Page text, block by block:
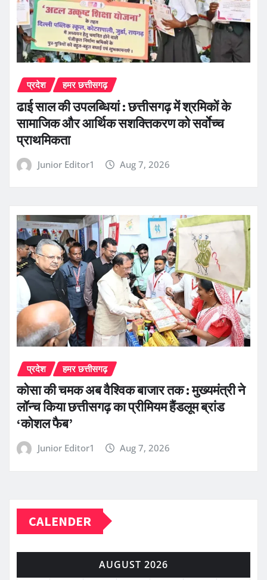
प्रदेश हमर छत्तीसगढ़
ढाई साल की उपलब्धियां : छत्तीसगढ़ में श्रमिकों के
सामाजिक और आर्थिक सशक्तिकरण को सर्वाेच्च
प्राथमिकता
Junior Editor1 Aug 7, 2026
प्रदेश हमर छत्तीसगढ़
कोसा की चमक अब वैश्विक बाजार तक : मुख्यमंत्री ने
लॉन्च किया छत्तीसगढ़ का प्रीमियम हैंडलूम ब्रांड
‘कोशल फैब’
Junior Editor1 Aug 7, 2026
CALENDER
AUGUST 2026